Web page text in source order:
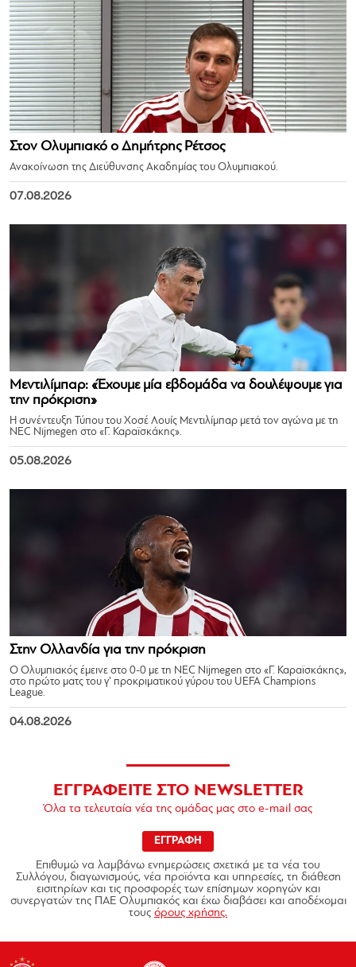
Στον Ολυμπιακό ο Δημήτρης Ρέτσος
Ανακοίνωση της Διεύθυνσης Ακαδημίας του Ολυμπιακού.
07.08.2026
Μεντιλίμπαρ: «Έχουμε μία εβδομάδα να δουλέψουμε για
την πρόκριση»
Η συνέντευξη Τύπου του Χοσέ Λουίς Μεντιλίμπαρ μετά τον αγώνα με τη
NEC Nijmegen στο «Γ. Καραϊσκάκης».
05.08.2026
Στην Ολλανδία για την πρόκριση
Ο Ολυμπιακός έμεινε στο 0-0 με τη NEC Nijmegen στο «Γ. Καραϊσκάκης»,
στο πρώτο ματς του γ’ προκριματικού γύρου του UEFA Champions
League.
04.08.2026
ΕΓΓΡΑΦΕΙΤΕ ΣΤΟ NEWSLETTER
Όλα τα τελευταία νέα της ομάδας μας στο e-mail σας
ΕΓΓΡΑΦΗ
Επιθυμώ να λαμβάνω ενημερώσεις σχετικά με τα νέα του
Συλλόγου, διαγωνισμούς, νέα προϊόντα και υπηρεσίες, τη διάθεση
εισιτηρίων και τις προσφορές των επίσημων χορηγών και
συνεργατών της ΠΑΕ Ολυμπιακός και έχω διαβάσει και αποδέχομαι
τους όρους χρήσης.